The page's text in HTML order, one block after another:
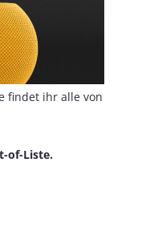
findet ihr alle von
of-Liste.